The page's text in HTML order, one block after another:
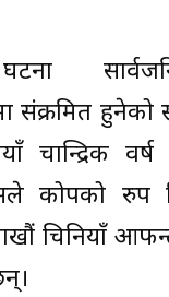
संक्रमित
चान्द्रिक
प्रकोपको
चिनियाँ